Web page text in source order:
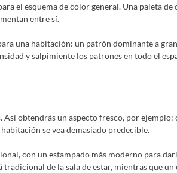
el esquema de color general. Una paleta
entre sí.
una habitación: un patrón dominante a
y salpimiente los patrones en todo el
obtendrás un aspecto fresco, por
se vea demasiado predecible.
con un estampado más moderno para
de la sala de estar, mientras que